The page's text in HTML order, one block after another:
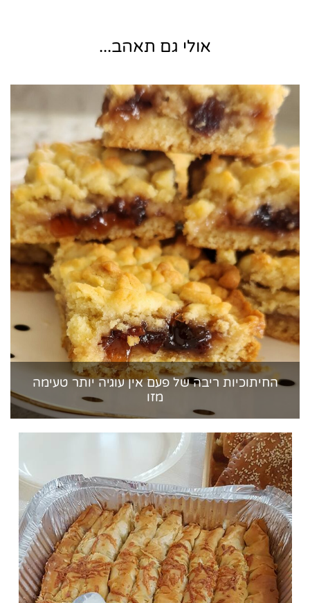
אולי גם תאהב...
החיתוכיות ריבה של פעם אין עוגיה יותר טעימה
מזו